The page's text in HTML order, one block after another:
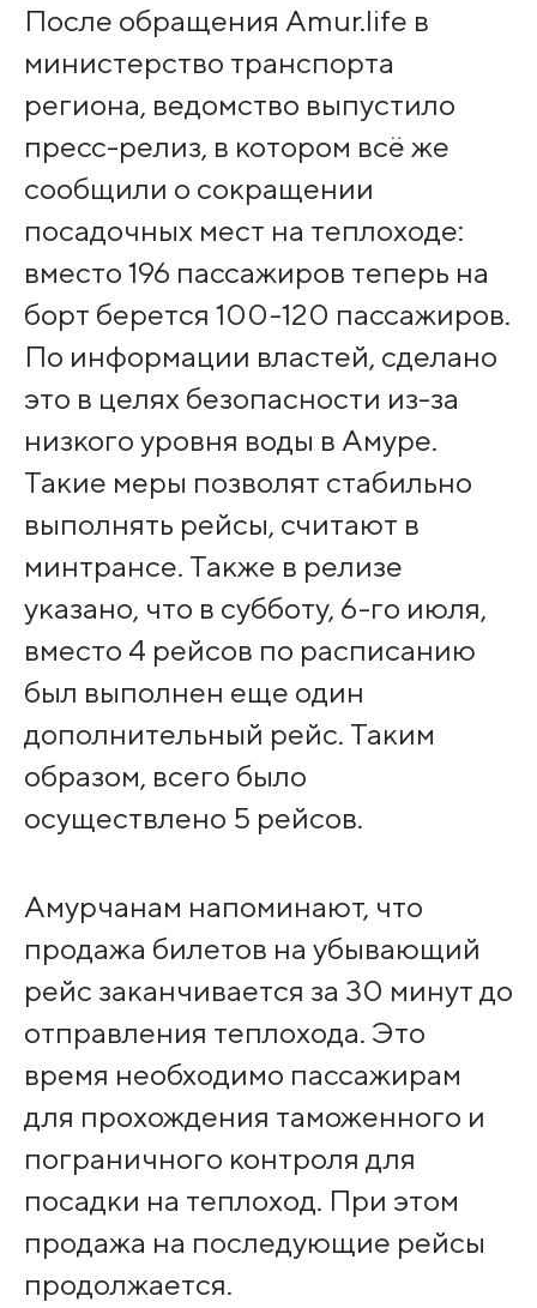
После обращения Amur.life в
министерство транспорта
региона, ведомство выпустило
пресс-релиз, в котором всё же
сообщили о сокращении
посадочных мест на теплоходе:
вместо 196 пассажиров теперь на
борт берется 100-120 пассажиров.
По информации властей, сделано
это в целях безопасности из-за
низкого уровня воды в Амуре.
Такие меры позволят стабильно
выполнять рейсы, считают в
минтрансе. Также в релизе
указано, что в субботу, 6-го июля,
вместо 4 рейсов по расписанию
был выполнен еще один
дополнительный рейс. Таким
образом, всего было
осуществлено 5 рейсов.
Амурчанам напоминают, что
продажа билетов на убывающий
рейс заканчивается за 30 минут до
отправления теплохода. Это
время необходимо пассажирам
для прохождения таможенного и
пограничного контроля для
посадки на теплоход. При этом
продажа на последующие рейсы
продолжается.